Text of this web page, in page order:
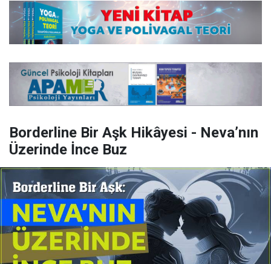
Borderline Bir Aşk Hikâyesi - Neva’nın
Üzerinde İnce Buz